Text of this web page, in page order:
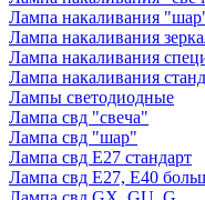
Лампа накаливания
Лампа накаливания
Лампа накаливания
Лампа накаливания
Лампы светодиодные
Лампа свд "свеча"
Лампа свд "шар"
Лампа свд E27 стандарт
Лампа свд E27, Е40